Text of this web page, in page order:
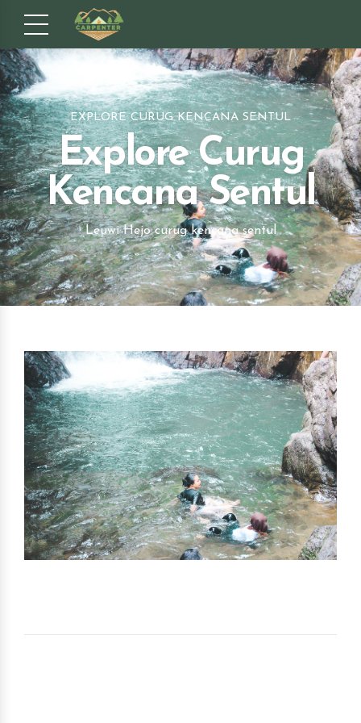
EXPLORE CURUG KENCANA SENTUL
Explore Curug
Kencana Sentul
Leuwi Hejo curug kencana sentul